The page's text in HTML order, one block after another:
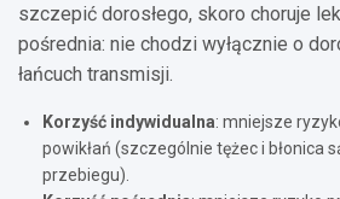
szczepić dorosłego, skoro choruje
pośrednia: nie chodzi wyłącznie o
łańcuch transmisji.
Korzyść indywidualna: mniejsze
powikłań (szczególnie tężec i błonica
przebiegu).